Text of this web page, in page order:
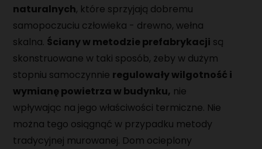
naturalnych, które sprzyjają dobremu
samopoczuciu człowieka - drewno, wełna
skalna. Ściany w metodzie prefabrykacji są
skonstruowane w taki sposób, żeby w dużym
stopniu samoczynnie regulowały wilgotność i
wymianę powietrza w budynku, nie
wpływając na jego właściwości termiczne. Nie
można tego osiągnąć w przypadku metody
tradycyjnej murowanej. Dom ocieplony